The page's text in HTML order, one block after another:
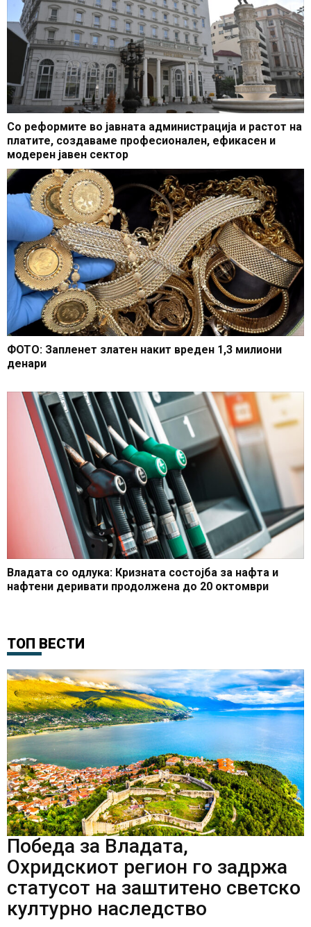
Со реформите во јавната администрација и растот на
платите, создаваме професионален, ефикасен и
модерен јавен сектор
ФОТО: Запленет златен накит вреден 1,3 милиони
денари
Владата со одлука: Кризната состојба за нафта и
нафтени деривати продолжена до 20 октомври
ТОП ВЕСТИ
Победа за Владата,
Охридскиот регион го задржа
статусот на заштитено светско
културно наследство